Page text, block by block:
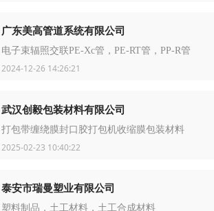
广东美高管道系统有限公司
电子束辐照交联PE-Xc管，PE-RT管，PP-R管
2024-12-26 14:26:21
武汉创毅包装材料有限公司
打包带缠绕膜封口胶打包机收缩膜包装材料
2025-02-23 10:40:22
泰安市瑞曼塑业有限公司
塑料制品，土工材料，土工合成材料